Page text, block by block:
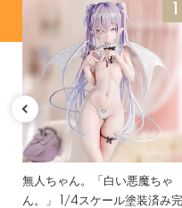
無人ちゃん。「白い悪魔ちゃ
ん。」 1/4スケール塗装済み完